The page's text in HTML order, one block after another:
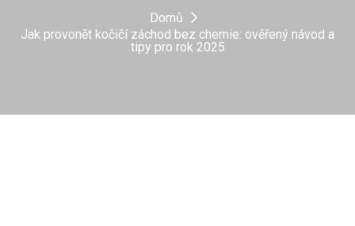
Domů
Jak provonět kočičí záchod bez chemie: ověřený návod a
tipy pro rok 2025